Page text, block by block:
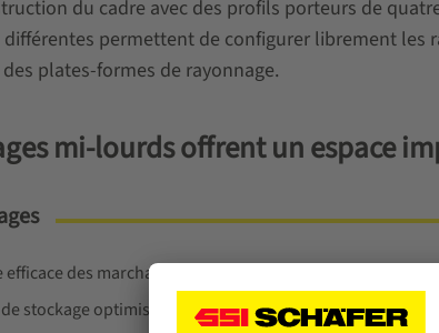
du cadre avec des profils porteurs de
permettent de configurer librement les
plates-formes de rayonnage.
mi-lourds offrent un espace
efficace des marchandises encombrantes
stockage optimisé